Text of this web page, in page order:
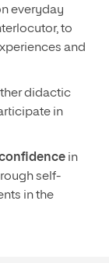
everyday
to
and
didactic
in
in
self-
in the